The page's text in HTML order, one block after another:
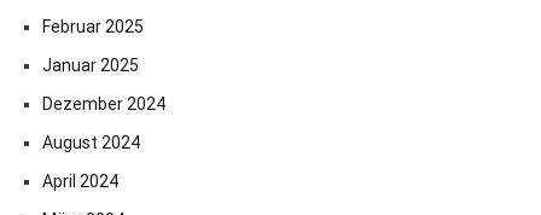
Februar 2025
Januar 2025
Dezember 2024
August 2024
April 2024